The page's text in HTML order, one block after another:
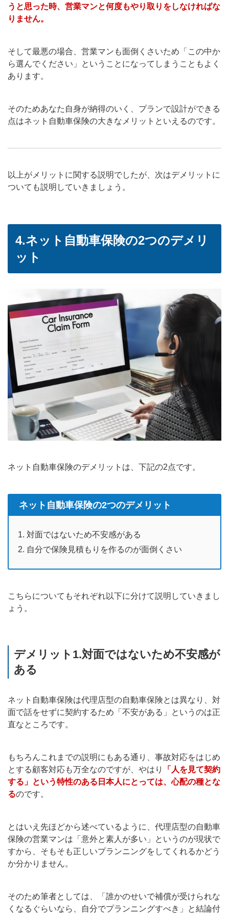
うと思った時、営業マンと何度もやり取りをしなければな
りません。
そして最悪の場合、営業マンも面倒くさいため「この中か
ら選んでください」ということになってしまうこともよく
あります。
そのためあなた自身が納得のいく、プランで設計ができる
点はネット自動車保険の大きなメリットといえるのです。
以上がメリットに関する説明でしたが、次はデメリットに
ついても説明していきましょう。
4.ネット自動車保険の2つのデメリ
ット
ネット自動車保険のデメリットは、下記の2点です。
ネット自動車保険の2つのデメリット
対面ではないため不安感がある
自分で保険見積もりを作るのが面倒くさい
こちらについてもそれぞれ以下に分けて説明していきまし
ょう。
デメリット1.対面ではないため不安感が
ある
ネット自動車保険は代理店型の自動車保険とは異なり、対
面で話をせずに契約するため「不安がある」というのは正
直なところです。
もちろんこれまでの説明にもある通り、事故対応をはじめ
とする顧客対応も万全なのですが、やはり
「人を見て契約
する」という特性のある日本人にとっては、心配の種とな
るのです。
とはいえ先ほどから述べているように、代理店型の自動車
保険の営業マンは「意外と素人が多い」というのが現状で
すから、そもそも正しいプランニングをしてくれるかどう
か分かりません。
そのため筆者としては、「誰かのせいで補償が受けられな
くなるぐらいなら、自分でプランニングすべき」と結論付